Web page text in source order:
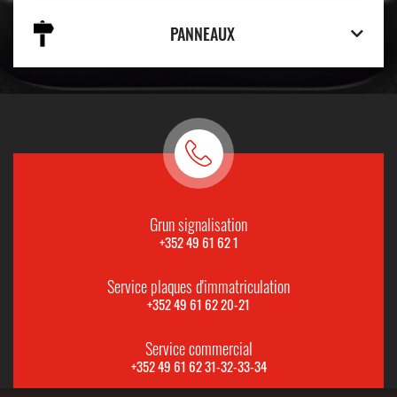
PANNEAUX
Grun signalisation
+352 49 61 62 1
Service plaques d'immatriculation
+352 49 61 62 20-21
Service commercial
+352 49 61 62 31-32-33-34